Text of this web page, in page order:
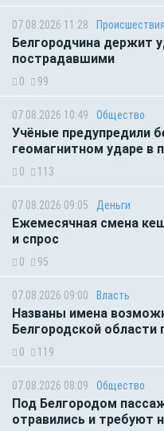
07.08.2026 11:28 Происшествия
Белгородчина держит
пострадавшими
0 99
07.08.2026 10:49 Общество
Учёные предупредили
геомагнитном ударе в
0 113
07.08.2026 09:05 Деньги
Ежемесячная смена
и спрос
0 95
07.08.2026 09:00 Власть
Названы имена
Белгородской области
0 119
07.08.2026 08:09 Общество
Под Белгородом
отравились и требуют